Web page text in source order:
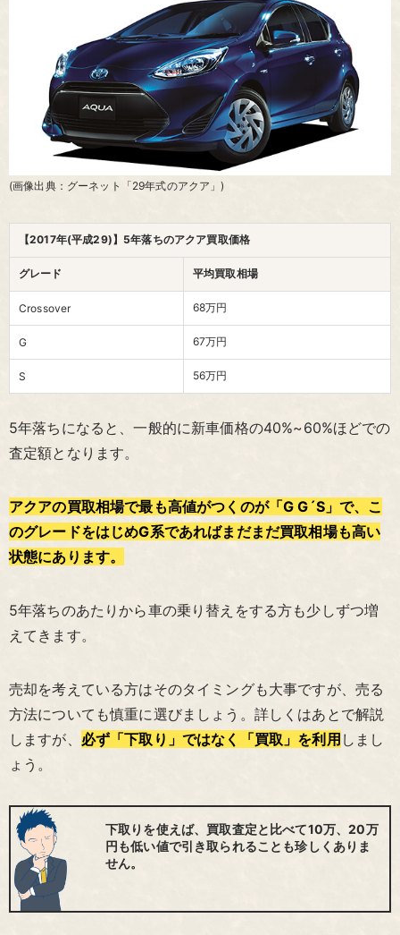
(画像出典：グーネット「29年式のアクア」)
【2017年(平成29)】5年落ちのアクア買取価格
グレード 平均買取相場
Crossover 68万円
G 67万円
S 56万円
5年落ちになると、一般的に新車価格の40%~60%ほどでの
査定額となります。
アクアの買取相場で最も高値がつくのが「G G´S」で、こ
のグレードをはじめG系であればまだまだ買取相場も高い
状態にあります。
5年落ちのあたりから車の乗り替えをする方も少しずつ増
えてきます。
売却を考えている方はそのタイミングも大事ですが、売る
方法についても慎重に選びましょう。詳しくはあとで解説
しますが、 必ず「下取り」ではなく「買取」を利用 しまし
ょう。
下取りを使えば、買取査定と比べて10万、20万
円も低い値で引き取られることも珍しくありま
せん。